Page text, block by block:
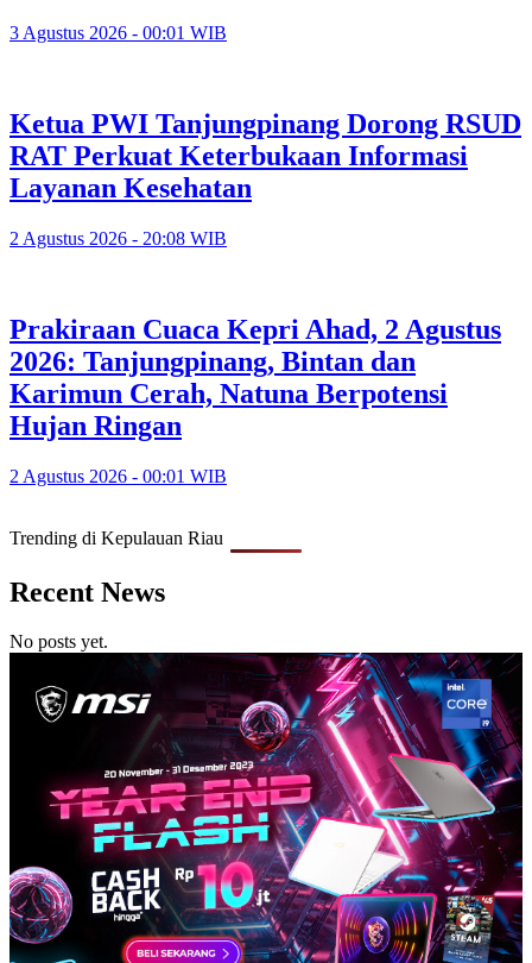
3 Agustus 2026 - 00:01 WIB
Ketua PWI Tanjungpinang Dorong RSUD
RAT Perkuat Keterbukaan Informasi
Layanan Kesehatan
2 Agustus 2026 - 20:08 WIB
Prakiraan Cuaca Kepri Ahad, 2 Agustus
2026: Tanjungpinang, Bintan dan
Karimun Cerah, Natuna Berpotensi
Hujan Ringan
2 Agustus 2026 - 00:01 WIB
Trending di Kepulauan Riau
Recent News
No posts yet.